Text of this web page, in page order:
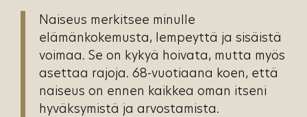
Naiseus merkitsee minulle
elämänkokemusta, lempeyttä ja sisäistä
voimaa. Se on kykyä hoivata, mutta myös
asettaa rajoja. 68-vuotiaana koen, että
naiseus on ennen kaikkea oman itseni
hyväksymistä ja arvostamista.